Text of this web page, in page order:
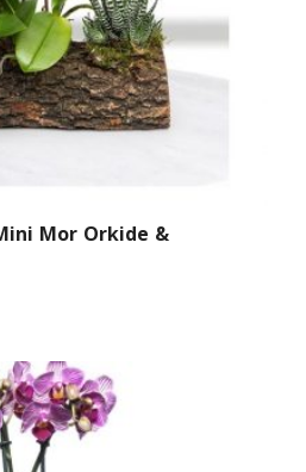
Mor Orkide &